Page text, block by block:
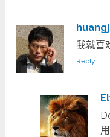
我就喜
Reply